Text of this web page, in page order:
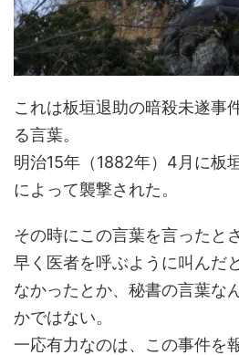
これは板垣退助の暗殺未遂事
る言葉。
明治15年（1882年）4月に板
によって襲撃された。
その時にこの言葉を言ったと
早く医者を呼ぶように叫んだ
なかったとか、秘書の言葉な
かではない。
一応有力なのは、この事件を